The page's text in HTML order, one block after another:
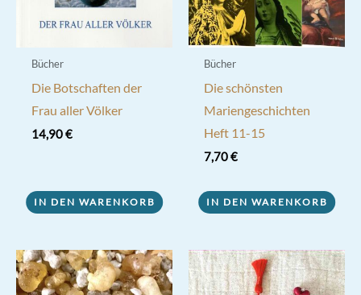
Bücher
Die Botschaften der
Frau aller Völker
14,90€
IN DEN WARENKORB
Bücher
Die schönsten
Mariengeschichten
Heft 11-15
7,70€
IN DEN WARENKORB